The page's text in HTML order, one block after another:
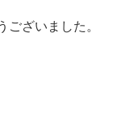
ざいました。